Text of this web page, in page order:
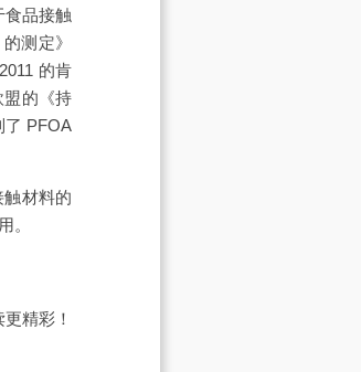
食品接触
测定》
的肯
盟的《持
了 PFOA
材料的
。
更精彩！